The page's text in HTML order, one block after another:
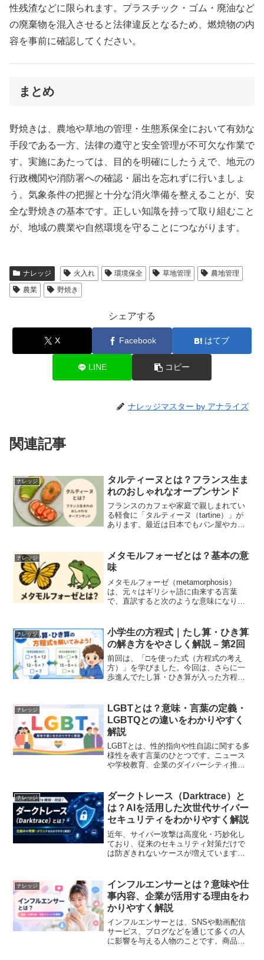
性残渣などに限られます。プラスチック・ゴム・廃油など
の廃棄物を混入させると法律違反となるため、燃焼物の内
容を事前に確認してください。
まとめ
野焼きは、農地や草地の管理・生態系保全において有効な
手段である一方、法律の遵守と安全管理が不可欠な作業で
す。実施にあたっては、目的を明確にしたうえで、地元の
行政機関や消防署への確認・届出を忘れずに行いましょ
う。気象条件の把握と十分な消火準備を整えることが、安
全な野焼きの基本です。正しい知識を持って取り組むこと
が、地域の農業や自然環境を守ることにつながります。
ナレッジ 火入れ 環境保全 草地管理
農地管理
農業
野焼き
シェアする
X Facebook はてブ
LINE コピー
ナレッジマスター by アナライズ
関連記事
ナレッジ
タルティーヌとは？フランス生ま
れのおしゃれなオープンサンド
フランスのカフェや家庭で親しまれてい
る軽食に「タルティーヌ（tartine）」が
あります。最近は日本でもパン屋やカフ
記事では、タルティーヌの意味や特徴、
そしてその魅力を...
ナレッジ
メタモルフォーゼとは？基本の意
味
メタモルフォーゼ（metamorphosis）
は、元々はギリシャ語に由来する言葉
で、直訳すると次のような意味になりま
こと」「姿が変容すること」とい...
ナレッジ
小学生の方程式｜たし算・ひき算
の解き方をやさしく解説 – 第2回
前回は、「□を使った式（方程式の考え
方）」を学びました。今回は、さらに一
歩進んでたし算・ひき算が入った方程式
しょう。たし算の方程式まずは基本から
です。□ + 5 = ...
ナレッジ
LGBTとは？意味・言葉の定義・
LGBTQとの違いをわかりやすく
解説
LGBTとは、性的指向や性自認に関する多
様性を表す言葉のひとつです。ニュース
や学校教育、企業のダイバーシティ推進
「LGBTQとは何が違うのか」と疑問に思
う人もいるでしょう。本...
ナレッジ
ダークトレース（Darktrace）と
は？AIを活用した次世代サイバー
セキュリティをわかりやすく解説
近年、サイバー攻撃は高度化・巧妙化し
ており、従来のセキュリティ対策だけで
は防ぎきれないケースが増えています。
ダークトレースは、AI（人工知能）を活
用して企業のネ...
ナレッジ
インフルエンサーとは？意味や仕
事内容、企業が活用する理由をわ
かりやすく解説
インフルエンサーとは、SNSや動画配信
サービス、ブログなどを通じて多くの人
に影響を与える人物のことです。商品や